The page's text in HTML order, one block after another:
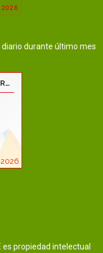
diario durante último mes
es propiedad intelectual